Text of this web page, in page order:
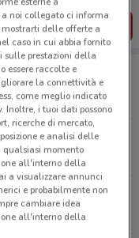
L’APP
Uliveto Terme
a noi collegato ci informa
delle offerte a
caso in cui abbia fornito
sulle prestazioni della
essere raccolte e
la connettività e
come meglio indicato
Inoltre, i tuoi dati possono
ricerche di mercato,
e analisi delle
qualsiasi momento
all'interno della
a visualizzare annunci
e probabilmente non
cambiare idea
all'interno della